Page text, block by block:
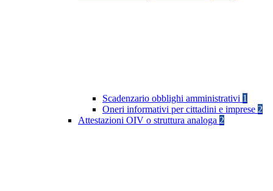
Scadenzario obblighi amministrativi 1
Oneri informativi per cittadini e imprese 2
Attestazioni OIV o struttura analoga 2